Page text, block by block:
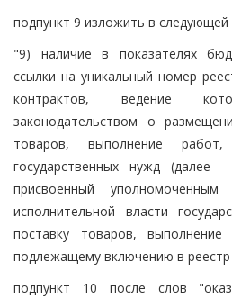
подпункт 9 изложить в следующей
"9) наличие в показателях
ссылки на уникальный номер
контрактов, ведение
законодательством о
товаров, выполнение
государственных нужд (далее -
присвоенный
исполнительной власти
поставку товаров, выполнение
подлежащему включению в реестр
подпункт 10 после слов